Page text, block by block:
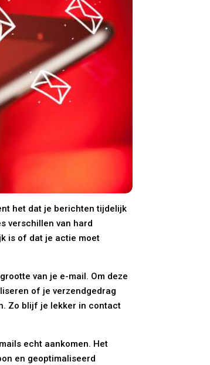
het dat je berichten tijdelijk
verschillen van hard
is of dat je actie moet
van je e-mail. Om deze
of je verzendgedrag
Zo blijf je lekker in contact
echt aankomen. Het
en geoptimaliseerd